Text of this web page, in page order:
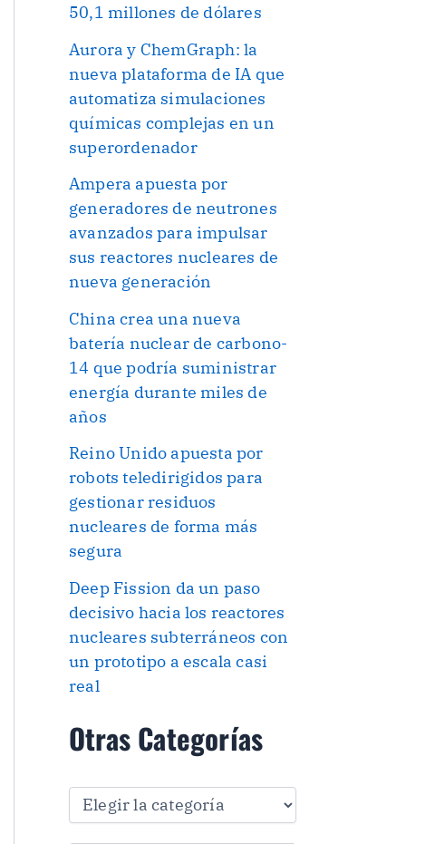
50,1 millones de dólares
Aurora y ChemGraph: la
nueva plataforma de IA que
automatiza simulaciones
químicas complejas en un
superordenador
Ampera apuesta por
generadores de neutrones
avanzados para impulsar
sus reactores nucleares de
nueva generación
China crea una nueva
batería nuclear de carbono-
14 que podría suministrar
energía durante miles de
años
Reino Unido apuesta por
robots teledirigidos para
gestionar residuos
nucleares de forma más
segura
Deep Fission da un paso
decisivo hacia los reactores
nucleares subterráneos con
un prototipo a escala casi
real
Otras Categorías
O